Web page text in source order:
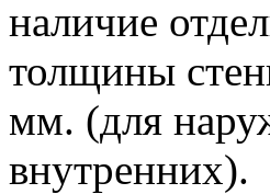
наличие
толщины
мм. (для
внутренних).